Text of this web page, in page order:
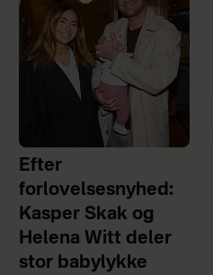
Efter
forlovelsesnyhed:
Kasper Skak og
Helena Witt deler
stor babylykke